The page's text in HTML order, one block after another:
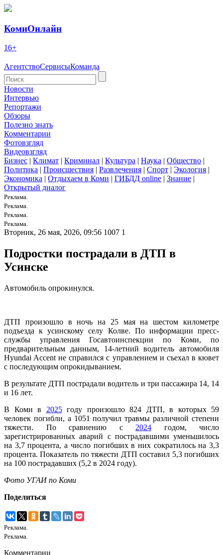
КомиОнлайн
16+
АгентствоСервисыКоманда
Новости
Интервью
Репортажи
Обзоры
Полезно знать
Комментарии
Фотовзгляд
Видеовзгляд
Бизнес | Климат | Криминал | Культура | Наука | Общество |
Политика | Происшествия | Развлечения | Спорт | Экология |
Экономика | Отдыхаем в Коми | ГИБДД online | Знание |
Открытый диалог
Реклама.
Реклама.
Реклама.
Реклама.
Вторник, 26 мая, 2026, 09:56 1007 1
Подростки пострадали в ДТП в
Усинске
Автомобиль опрокинулся.
ДТП произошло в ночь на 25 мая на шестом километре
подъезда к усинскому селу Колве. По информации пресс-
службы управления Госавтоинспекции по Коми, по
предварительным данным, 14-летний водитель автомобиля
Hyundai Accent не справился с управлением и съехал в кювет
с последующим опрокидыванием.
В результате ДТП пострадали водитель и три пассажира 14, 14
и 16 лет.
В Коми в 2025году произошло 824 ДТП, в которых 59
человек погибли, а 1051 получил травмы различной степени
тяжести. По сравнению с 2024 годом, число
зарегистрированных аварий с пострадавшими уменьшилось
на 3,7 процента, а число погибших в них сократилось на 3,3
процента. Показатель по тяжести ДТП составил 5,3 погибших
на 100 пострадавших (5,2 в 2024 году).
Фото УГАИ по Коми
Поделиться
Реклама.
Реклама.
Комментарии